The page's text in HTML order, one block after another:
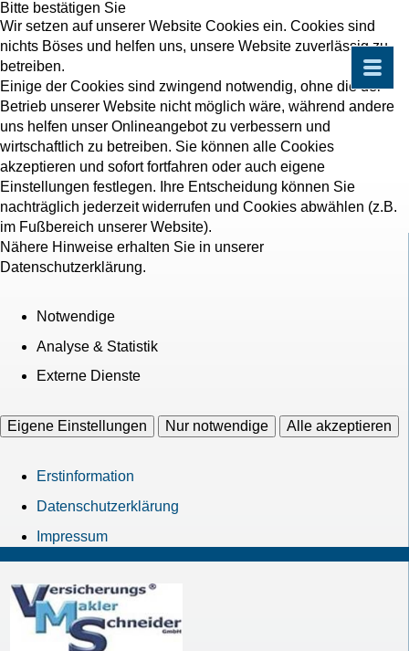
Bitte bestätigen Sie
Wir setzen auf unserer Website Cookies ein. Cookies sind
nichts Böses und helfen uns, unsere Website zuverlässig zu
betreiben.
Einige der Cookies sind zwingend notwendig, ohne die der
Betrieb unserer Website nicht möglich wäre, während andere
uns helfen unser Onlineangebot zu verbessern und
wirtschaftlich zu betreiben. Sie können alle Cookies
akzeptieren und sofort fortfahren oder auch eigene
Einstellungen festlegen. Ihre Entscheidung können Sie
nachträglich jederzeit widerrufen und Cookies abwählen (z.B.
im Fußbereich unserer Website).
Nähere Hinweise erhalten Sie in unserer
Datenschutzerklärung.
Notwendige
Analyse & Statistik
Externe Dienste
Eigene Einstellungen Nur notwendige Alle akzeptieren
Erstinformation
Datenschutzerklärung
Impressum